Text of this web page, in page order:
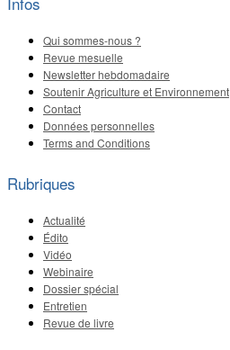
Qui sommes-nous ?
Revue mesuelle
Newsletter hebdomadaire
Soutenir Agriculture et Environnement
Contact
Données personnelles
Terms and Conditions
Rubriques
Actualité
Édito
Vidéo
Webinaire
Dossier spécial
Entretien
Revue de livre